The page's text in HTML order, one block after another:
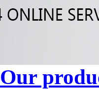
23
Our